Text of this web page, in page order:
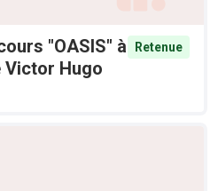
"OASIS" à
Victor Hugo
Retenue